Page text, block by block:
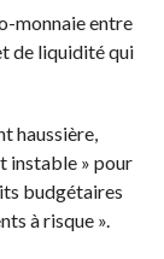
monnaie entre
de liquidité qui
haussière,
instable » pour
budgétaires
à risque ».